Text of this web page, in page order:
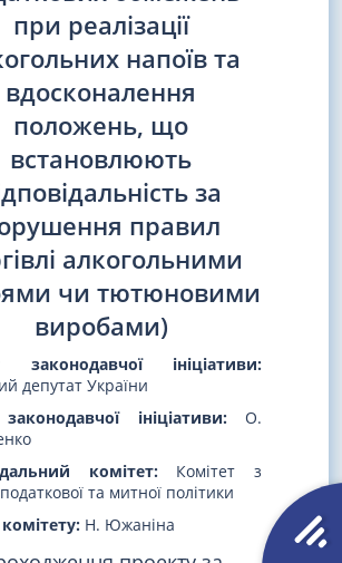
при реалізації
напоїв та
вдосконалення
положень, що
встановлюють
за
правил
алкогольними
чи тютюновими
виробами)
законодавчої ініціативи:
депутат України
ініціативи:О.
комітет:Комітет з
та митної політики
Н. Южаніна